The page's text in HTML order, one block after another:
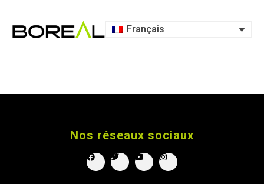
Français
Nos réseaux sociaux